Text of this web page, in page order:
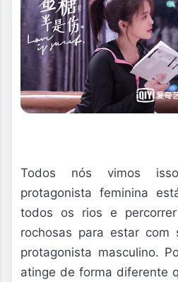
Todos nós vimos
protagonista feminina
todos os rios e
rochosas para estar
protagonista masculino.
atinge de forma diferente